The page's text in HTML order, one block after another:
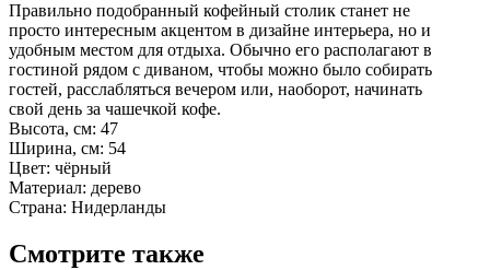
Правильно подобранный кофейный столик станет не
просто интересным акцентом в дизайне интерьера, но и
удобным местом для отдыха. Обычно его располагают в
гостиной рядом с диваном, чтобы можно было собирать
гостей, расслабляться вечером или, наоборот, начинать
свой день за чашечкой кофе.
Высота, см: 47
Ширина, см: 54
Цвет: чёрный
Материал: дерево
Страна: Нидерланды
Смотрите также